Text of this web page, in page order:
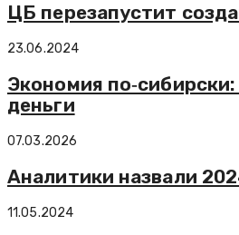
ЦБ перезапустит
23.06.2024
Экономия
деньги
07.03.2026
Аналитики назвали
11.05.2024